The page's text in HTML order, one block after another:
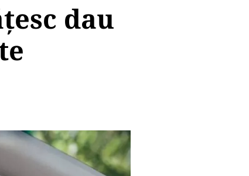
dau